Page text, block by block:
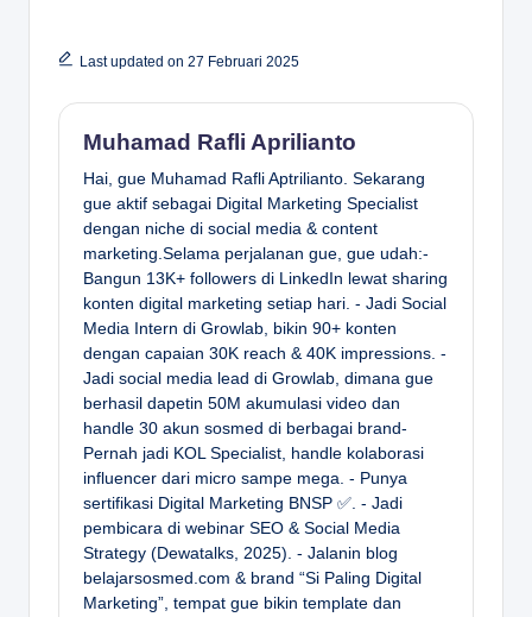
Last updated on 27 Februari 2025
Muhamad Rafli Aprilianto
Hai, gue Muhamad Rafli Aptrilianto. Sekarang
gue aktif sebagai Digital Marketing Specialist
dengan niche di social media & content
marketing.Selama perjalanan gue, gue udah:-
Bangun 13K+ followers di LinkedIn lewat sharing
konten digital marketing setiap hari. - Jadi Social
Media Intern di Growlab, bikin 90+ konten
dengan capaian 30K reach & 40K impressions. -
Jadi social media lead di Growlab, dimana gue
berhasil dapetin 50M akumulasi video dan
handle 30 akun sosmed di berbagai brand-
Pernah jadi KOL Specialist, handle kolaborasi
influencer dari micro sampe mega. - Punya
sertifikasi Digital Marketing BNSP ✅. - Jadi
pembicara di webinar SEO & Social Media
Strategy (Dewatalks, 2025). - Jalanin blog
belajarsosmed.com & brand “Si Paling Digital
Marketing”, tempat gue bikin template dan